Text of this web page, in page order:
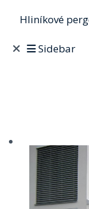
Hliníkové
Sidebar